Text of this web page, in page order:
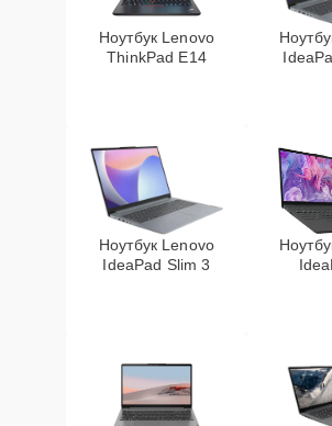
Ноутбук Lenovo
ThinkPad E14
Ноутбук Lenovo
IdeaPad Slim 3